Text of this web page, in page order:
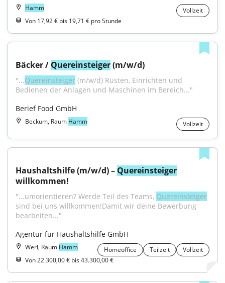
Hamm
Vollzeit
Von 17,92 € bis 19,71 € pro Stunde
Bäcker / Quereinsteiger (m/w/d)
"...Quereinsteiger (m/w/d) Rüsten, Einrichten und
Bedienen der Anlagen und Maschinen im Bereich..."
Berief Food GmbH
Beckum, Raum Hamm Vollzeit
Haushaltshilfe (m/w/d) – Quereinsteiger
willkommen!
"...umorientieren? Werde Teil des Teams, Quereinsteiger
sind bei uns willkommen!Damit wir deine Bewerbung
bearbeiten..."
Agentur für Haushaltshilfe GmbH
Werl, Raum Hamm Homeoffice Teilzeit
Vollzeit
Von 22.300,00 € bis 43.300,00 €